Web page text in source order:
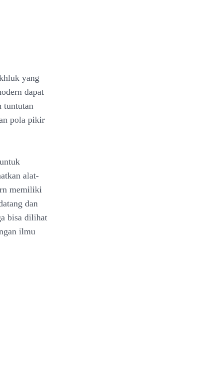
yang
dapat
tuntutan
pola pikir
alat-
memiliki
dan
bisa dilihat
ilmu